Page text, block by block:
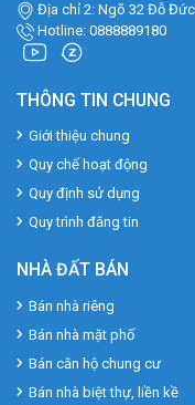
Địa chỉ 2: Ngõ 32 Đỗ
Hotline: 0888889180
THÔNG TIN CHUNG
Giới thiệu chung
Quy chế hoạt động
Quy định sử dụng
Quy trình đăng tin
NHÀ ĐẤT BÁN
Bán nhà riêng
Bán nhà mặt phố
Bán căn hộ chung cư
Bán nhà biệt thự, liền kề